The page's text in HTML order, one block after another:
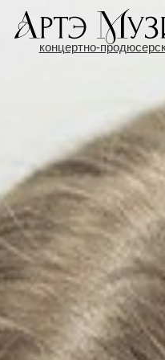
концертно-